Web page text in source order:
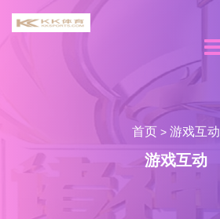
首页 > 游戏互动
游戏互动